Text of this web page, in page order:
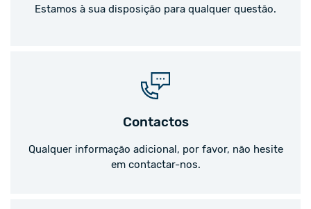
Estamos à sua disposição para qualquer questão.
Contactos
Qualquer informação adicional, por favor, não hesite
em contactar-nos.